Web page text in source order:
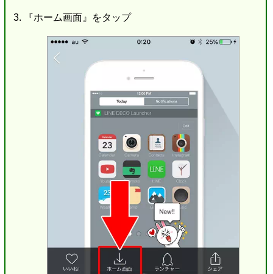
『ホーム画面』をタップ